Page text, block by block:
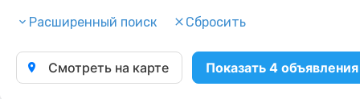
Расширенный поиск Сбросить
Смотреть на карте Показать 4 объявления